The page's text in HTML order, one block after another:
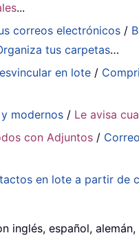
...
correos electrónicos /
tus carpetas…
en lote /
modernos / Le avisa
con Adjuntos /
en lote a partir de
español,